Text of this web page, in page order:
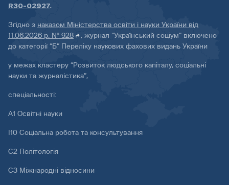
R30-02927.
Згідно з наказом Міністерства освіти і науки України від
11.06.2026 р. № 928
, журнал “Український соціум” включено
до категорії “Б” Переліку наукових фахових видань України
у межах кластеру “Розвиток людського капіталу, соціальні
науки та журналістика”,
спеціальності:
А1 Освітні науки
І10 Соціальна робота та консультування
С2 Політологія
С3 Міжнародні відносини